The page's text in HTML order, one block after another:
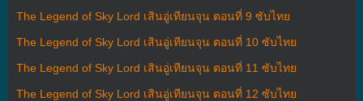
The Legend of Sky Lord เสินอู่เทียนจุน ตอนที่ 9 ซับไทย
The Legend of Sky Lord เสินอู่เทียนจุน ตอนที่ 10 ซับไทย
The Legend of Sky Lord เสินอู่เทียนจุน ตอนที่ 11 ซับไทย
The Legend of Sky Lord เสินอู่เทียนจุน ตอนที่ 12 ซับไทย